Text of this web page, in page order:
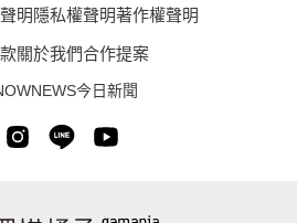
明隱私權聲明著作權聲明
關於我們合作提案
今日新聞